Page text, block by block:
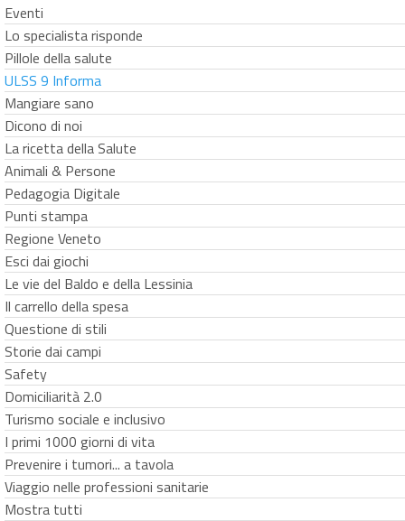
Eventi
Lo specialista risponde
Pillole della salute
ULSS 9 Informa
Mangiare sano
Dicono di noi
La ricetta della Salute
Animali & Persone
Pedagogia Digitale
Punti stampa
Regione Veneto
Esci dai giochi
Le vie del Baldo e della Lessinia
Il carrello della spesa
Questione di stili
Storie dai campi
Safety
Domiciliarità 2.0
Turismo sociale e inclusivo
I primi 1000 giorni di vita
Prevenire i tumori... a tavola
Viaggio nelle professioni sanitarie
Mostra tutti